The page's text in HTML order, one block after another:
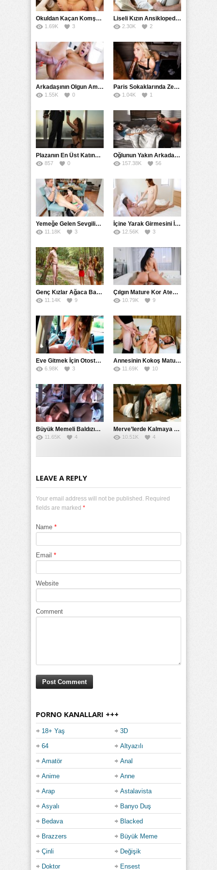
18+ Yaş,Amatör,Asyalı, Çinli, Değişik Fantezi Full HD,
Genç,Gizli,Hikayeler, İlginç Pornhub,Rokettube,Sert,
Swinger,Tecavüz,Uzun Konulu Yabancı,Yetişkin,Zorla
Okuldan Kaçan Komşu Kızını Bakire Sanıp Götten Sikti
1.69K 3
Liseli Kızın Ansiklopedisini Kitap Gibi Tane Tane Okudu
2.30K 2
Arkadaşının Olgun Amcasına Siktirip İçine Boşalmasını İstedi
1.55K 0
Paris Sokaklarında Zenci Yarağını Gırtlağına Kadar İndirdi
1.04K 1
Plazanın En Üst Katında Üst Seviye Köle Fantezisi Sikişi
857 0
Oğlunun Yakın Arkadaşına Yorgan Altından Sulanan Milf
157.38K 56
Yemeğe Gelen Sevgilisinin Arkadaşına Yarak Yedirdi
11.18K 3
İçine Yarak Girmesini İsteyince Kuzeninin Penisini Kullandı
12.56K 3
Genç Kızlar Ağaca Bağlayarak Tecavüz Etmek İstediler
11.14K 9
Çılgın Mature Kor Ateşiyle Misafirini Yakıp Eritti
10.79K 9
Eve Gitmek İçin Otostop Çeken Üniversiteli Bedelini Ödedi
6.98K 3
Annesinin Kokoş Mature Arkadaşı Tarafından Saksoya Uğradı
11.69K 10
Büyük Memeli Baldızının Takipçilerinin Çoğalması İçin Yardım Etti
11.65K 4
Merve’lerde Kalmaya Gelen Liseli Kız Fanteziyi Dibine Verdirdi
10.51K 4
LEAVE A REPLY
Your email address will not be published. Required
fields are marked *
Name *
Email *
Website
Comment
PORNO KANALLARI +++
18+ Yaş 3D
64 Altyazılı
Amatör Anal
Anime Anne
Arap Astalavista
Asyalı Banyo Duş
Bedava Blacked
Brazzers Büyük Meme
Çinli Değişik
Doktor Ensest